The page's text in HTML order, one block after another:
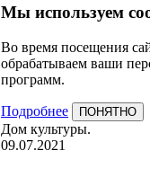
Мы используем
Во время посещения
обрабатываем ваши
программ.
Подробнее ПОНЯТНО
Дом культуры.
09.07.2021